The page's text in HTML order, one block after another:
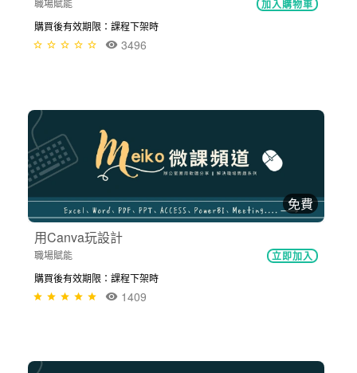
職場賦能 加入購物車
購買後有效期限：課程下架時
3496
免費
用Canva玩設計
職場賦能 立即加入
購買後有效期限：課程下架時
1409